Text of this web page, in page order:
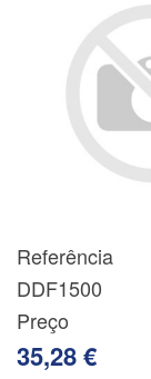
Referência
DDF1500
Preço
35,28 €